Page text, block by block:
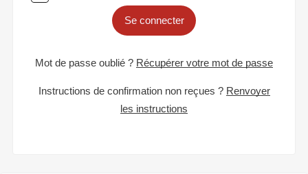
Se connecter
Mot de passe oublié ? Récupérer votre mot de passe
Instructions de confirmation non reçues ? Renvoyer
les instructions